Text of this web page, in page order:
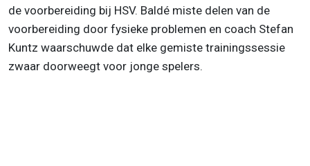
de voorbereiding bij HSV. Baldé miste delen van de
voorbereiding door fysieke problemen en coach Stefan
Kuntz waarschuwde dat elke gemiste trainingssessie
zwaar doorweegt voor jonge spelers.